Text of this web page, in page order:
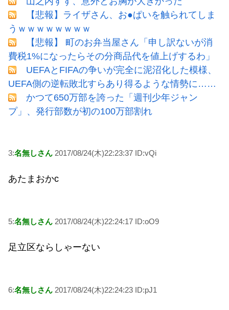
【悲報】ライザさん、お●ぱいを触られてしま
うｗｗｗｗｗｗｗｗ
【悲報】 町のお弁当屋さん「申し訳ないが消
費税1%になったらその分商品代を値上げするわ」
UEFAとFIFAの争いが完全に泥沼化した模様、
UEFA側の逆転敗北すらあり得るような情勢に……
かつて650万部を誇った「週刊少年ジャン
プ」、発行部数が初の100万部割れ
3:名無しさん 2017/08/24(木)22:23:37 ID:vQi
あたまおかc
5:名無しさん 2017/08/24(木)22:24:17 ID:oO9
足立区ならしゃーない
6:名無しさん 2017/08/24(木)22:24:23 ID:pJ1